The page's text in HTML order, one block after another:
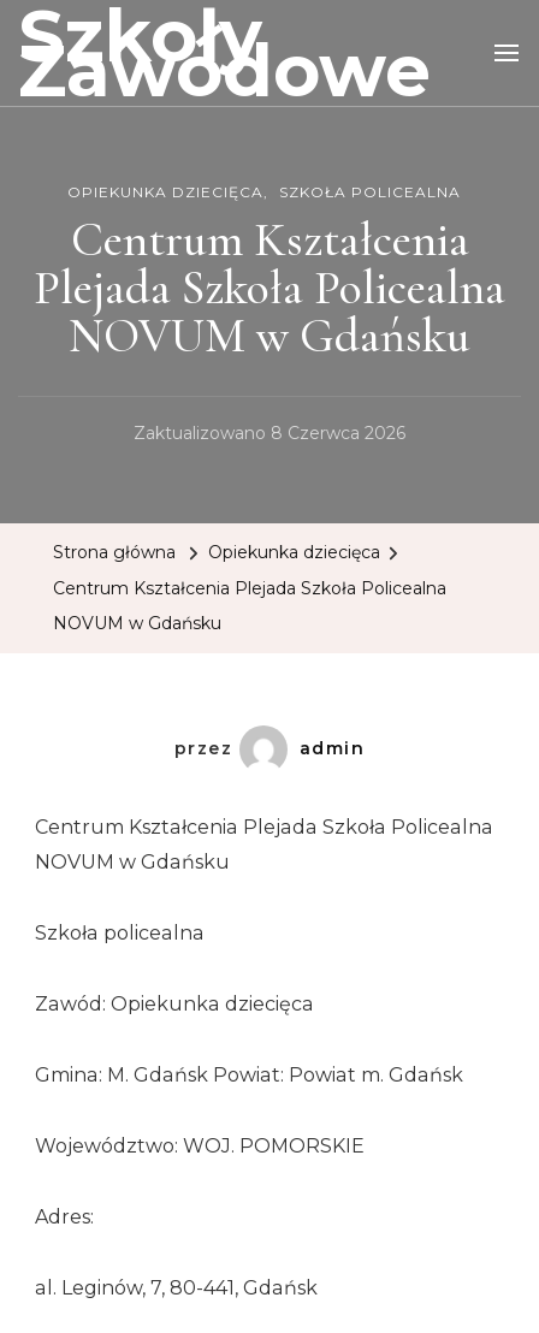
Szkoły
Zawodowe
OPIEKUNKA DZIECIĘCA SZKOŁA POLICEALNA
Centrum Kształcenia
Plejada Szkoła Policealna
NOVUM w Gdańsku
Zaktualizowano 8 Czerwca 2026
Strona główna
Opiekunka dziecięca
Centrum Kształcenia Plejada Szkoła Policealna
NOVUM w Gdańsku
przez admin
Centrum Kształcenia Plejada Szkoła Policealna
NOVUM w Gdańsku
Szkoła policealna
Zawód: Opiekunka dziecięca
Gmina: M. Gdańsk Powiat: Powiat m. Gdańsk
Województwo: WOJ. POMORSKIE
Adres:
al. Leginów, 7, 80-441, Gdańsk